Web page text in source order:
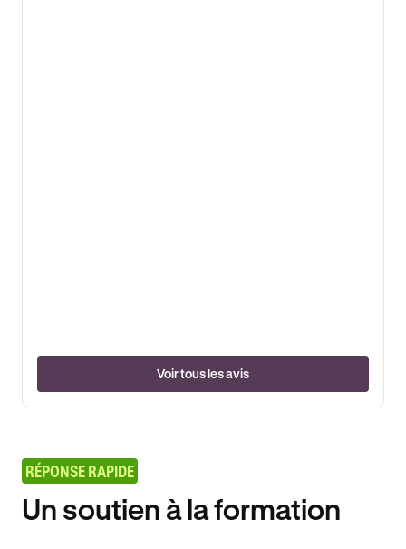
Voir tous les avis
RÉPONSE RAPIDE
Un soutien à la formation